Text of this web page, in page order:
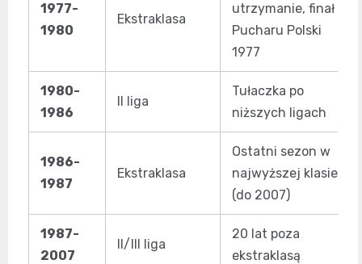
1977-
1980
Ekstraklasa
utrzymanie, finał
Pucharu Polski
1977
1980-
1986
II liga
Tułaczka po
niższych ligach
1986-
1987
Ekstraklasa
Ostatni sezon w
najwyższej klasie
(do 2007)
1987-
2007
II/III liga
20 lat poza
ekstraklasą